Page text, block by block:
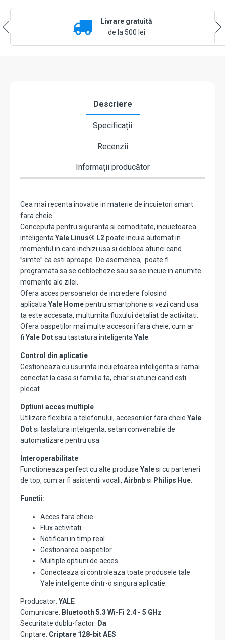
Livrare gratuită
de la 500 lei
Descriere
Specificații
Recenzii
Informații producător
Cea mai recenta inovatie in materie de incuietori smart
fara cheie.
Conceputa pentru siguranta si comoditate, incuietoarea
inteligentaYale Linus® L2poate incuia automat in
momentul in care inchizi usa si debloca atunci cand
”simte” ca esti aproape. De asemenea, poate fi
programata sa se deblocheze sau sa se incuie in anumite
momente ale zilei.
Ofera acces persoanelor de incredere folosind
aplicatiaYale Homepentru smartphone si vezi cand usa
ta este accesata, multumita fluxului detaliat de activitati.
Ofera oaspetilor mai multe accesorii fara cheie, cum ar
fi Yale Dotsau tastatura inteligentaYale.
Control din aplicatie
Gestioneaza cu usurinta incuietoarea inteligenta si ramai
conectat la casa si familia ta, chiar si atunci cand esti
plecat.
Optiuni acces multiple
Utilizare flexibila a telefonului, accesoriilor fara cheie Yale
Dotsi tastatura inteligenta, setari convenabile de
automatizare pentru usa.
Interoperabilitate
Functioneaza perfect cu alte produse Yalesi cu parteneri
de top, cum ar fi asistentii vocali, Airbnbsi Philips Hue.
Functii:
Acces fara cheie
Flux activitati
Notificari in timp real
Gestionarea oaspetilor
Multiple optiuni de acces
Conecteaza si controleaza toate produsele tale
Yale inteligente dintr-o singura aplicatie.
Producator: YALE
Comunicare: Bluetooth 5.3 Wi-Fi 2.4 - 5 GHz
Securitate dublu-factor: Da
Criptare: Criptare 128-bit AES